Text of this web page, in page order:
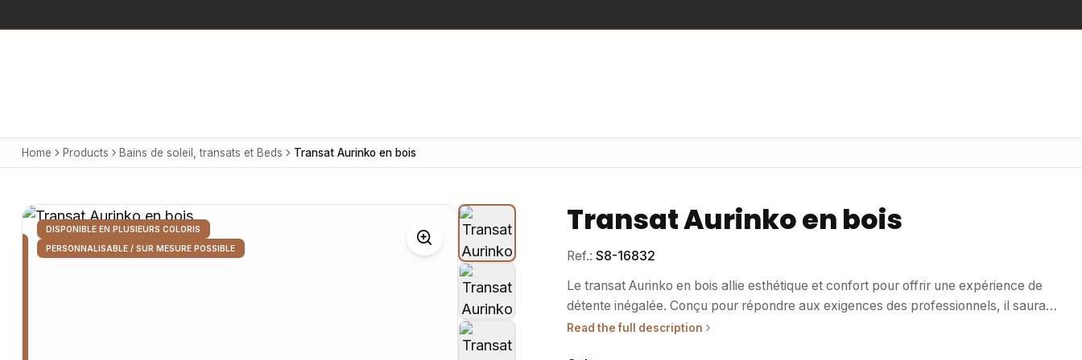
Home Products Bains de soleil, transats et Beds Transat Aurinko en bois
DISPONIBLE EN PLUSIEURS COLORIS
PERSONNALISABLE / SUR MESURE POSSIBLE
Transat Aurinko en bois
Ref.: S8-16832
Le transat Aurinko en bois allie esthétique et confort pour offrir une expérience de
détente inégalée. Conçu pour répondre aux exigences des professionnels, il saura
s’intégrer harmonieusement dans tout espace. • Usage / destination : Idéal pour les
Read the full description